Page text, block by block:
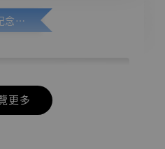
加購優惠【悟空 鳥山明紀念款 [奇蹟工作室]】
更多